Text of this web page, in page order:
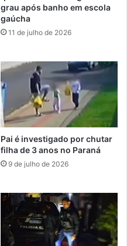
grau após banho em escola
gaúcha
11 de julho de 2026
Pai é investigado por chutar
filha de 3 anos no Paraná
9 de julho de 2026